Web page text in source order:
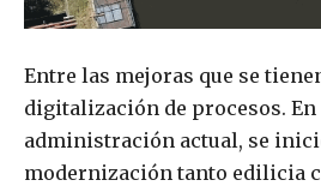
Entre las mejoras que se
digitalización de procesos. En
administración actual, se
modernización tanto edilicia